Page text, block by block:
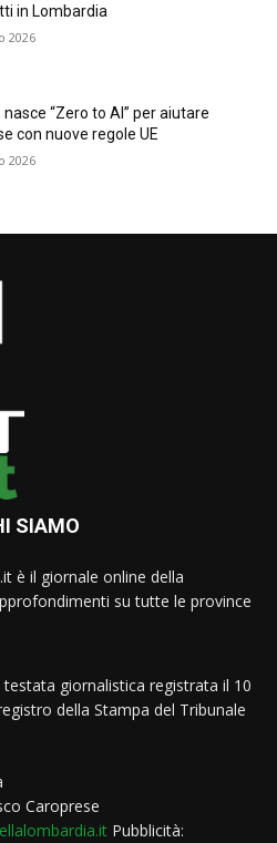
in Lombardia
2026
nasce “Zero to AI” per aiutare
con nuove regole UE
2026
SIAMO
è il giornale online della
su tutte le province
giornalistica registrata il 10
della Stampa del Tribunale
Caroprese
Pubblicità: